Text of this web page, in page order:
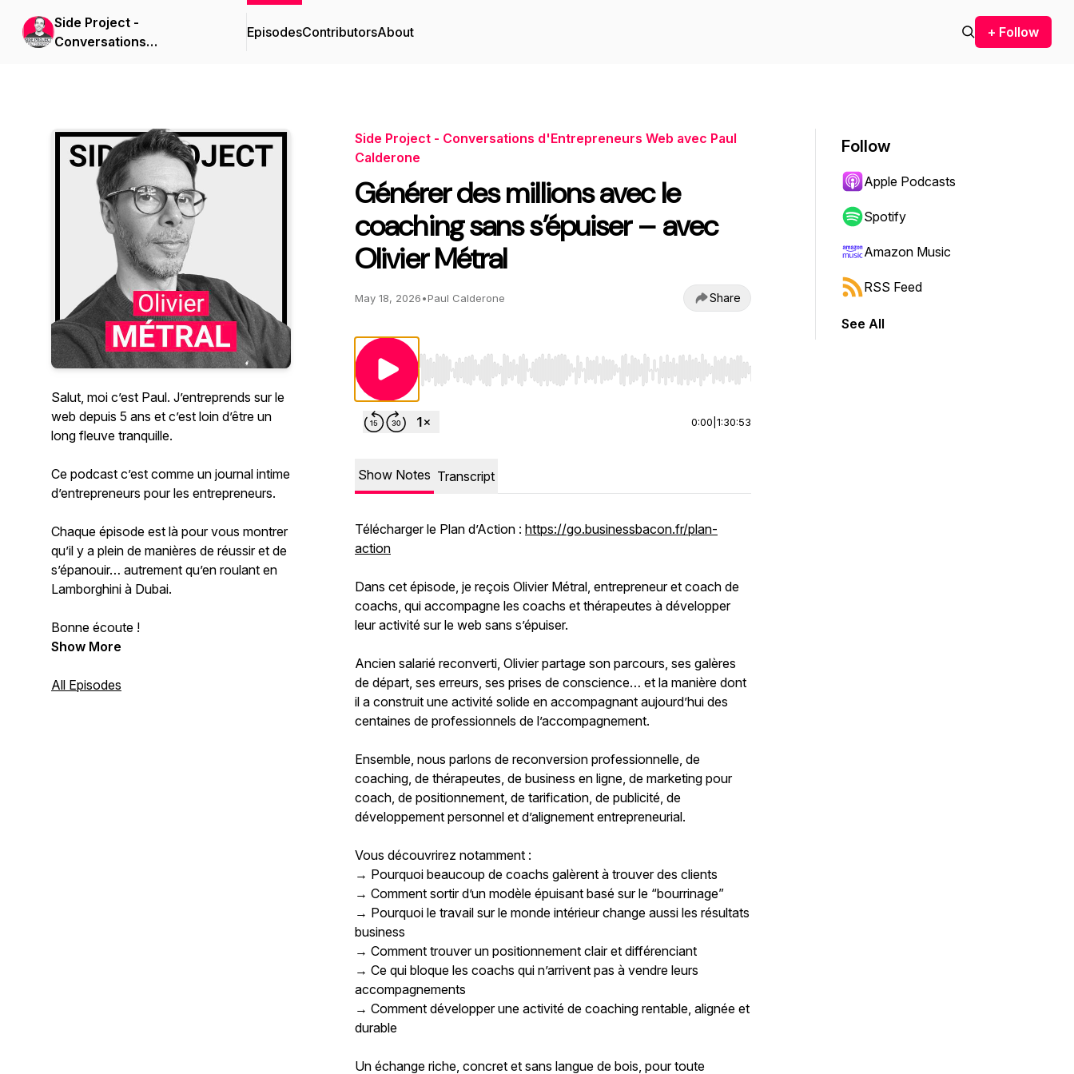
Side Project -
Conversations
EpisodesContributorsAbout + Follow
Salut, moi c’est Paul. J’entreprends sur le
web depuis 5 ans et c’est loin d’être un
long fleuve tranquille.
Ce podcast c’est comme un journal intime
d’entrepreneurs pour les entrepreneurs.
Chaque épisode est là pour vous montrer
qu’il y a plein de manières de réussir et de
s’épanouir… autrement qu’en roulant en
Lamborghini à Dubai.
Bonne écoute !
Show More
All Episodes
Side Project - Conversations d'Entrepreneurs Web avec Paul
Calderone
Générer des millions avec le
coaching sans s’épuiser – avec
Olivier Métral
May 18, 2026•Paul Calderone Share
Use Left/Right to seek, Home/End to jump to start or end. Hold shift to jump forward or backward.
0:00 1:30:53
Show Notes Transcript
Télécharger le Plan d’Action : https://go.businessbacon.fr/plan-
action
Dans cet épisode, je reçois Olivier Métral, entrepreneur et coach de
coachs, qui accompagne les coachs et thérapeutes à développer
leur activité sur le web sans s’épuiser.
Ancien salarié reconverti, Olivier partage son parcours, ses galères
de départ, ses erreurs, ses prises de conscience… et la manière dont
il a construit une activité solide en accompagnant aujourd’hui des
centaines de professionnels de l’accompagnement.
Ensemble, nous parlons de reconversion professionnelle, de
coaching, de thérapeutes, de business en ligne, de marketing pour
coach, de positionnement, de tarification, de publicité, de
développement personnel et d’alignement entrepreneurial.
Vous découvrirez notamment :
→ Pourquoi beaucoup de coachs galèrent à trouver des clients
→ Comment sortir d’un modèle épuisant basé sur le “bourrinage”
→ Pourquoi le travail sur le monde intérieur change aussi les résultats
business
→ Comment trouver un positionnement clair et différenciant
→ Ce qui bloque les coachs qui n’arrivent pas à vendre leurs
accompagnements
→ Comment développer une activité de coaching rentable, alignée et
durable
Un échange riche, concret et sans langue de bois, pour toute
Follow
Apple Podcasts
Spotify
Amazon Music
RSS Feed
See All